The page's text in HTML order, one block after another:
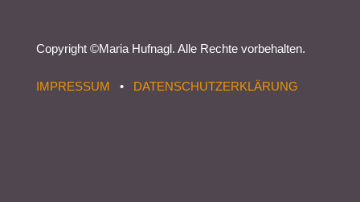
Copyright ©Maria Hufnagl. Alle Rechte vorbehalten.
IMPRESSUM • DATENSCHUTZERKLÄRUNG